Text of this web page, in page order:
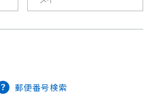
郵便番号検索